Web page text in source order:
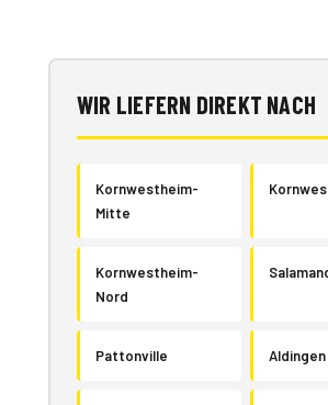
WIR LIEFERN DIREKT NACH
Kornwestheim-
Mitte
Kornwestheim-
Nord
Pattonville Aldingen